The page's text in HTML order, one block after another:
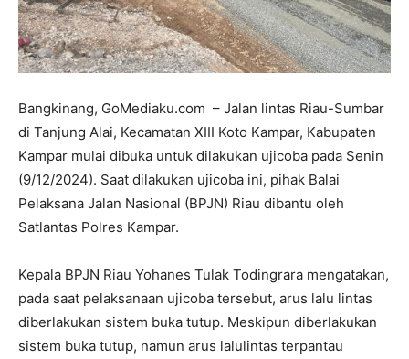
Bangkinang, GoMediaku.com – Jalan lintas Riau-Sumbar
di Tanjung Alai, Kecamatan XIII Koto Kampar, Kabupaten
Kampar mulai dibuka untuk dilakukan ujicoba pada Senin
(9/12/2024). Saat dilakukan ujicoba ini, pihak Balai
Pelaksana Jalan Nasional (BPJN) Riau dibantu oleh
Satlantas Polres Kampar.
Kepala BPJN Riau Yohanes Tulak Todingrara mengatakan,
pada saat pelaksanaan ujicoba tersebut, arus lalu lintas
diberlakukan sistem buka tutup. Meskipun diberlakukan
sistem buka tutup, namun arus lalulintas terpantau